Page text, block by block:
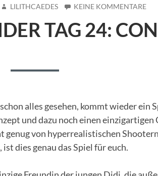
AUTHOR
LILITHCAEDES KEINE KOMMENTAREZU
TAG
TAG 24:
alles gesehen, kommt wieder ein
und dazu noch einen
von hyperrealistischen
dies genau das Spiel für euch.